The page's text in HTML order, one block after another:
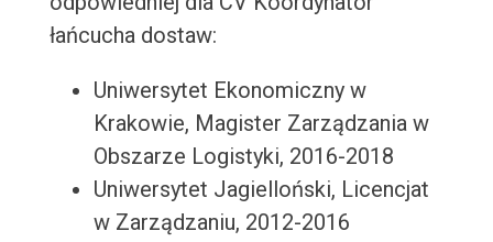
łańcucha dostaw:
Uniwersytet Ekonomiczny w
Krakowie, Magister Zarządzania w
Obszarze Logistyki, 2016-2018
Uniwersytet Jagielloński, Licencjat
w Zarządzaniu, 2012-2016